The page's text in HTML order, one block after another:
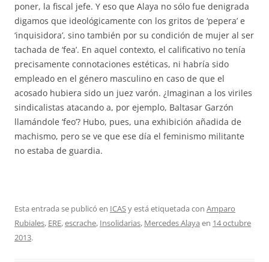
poner, la fiscal jefe. Y eso que Alaya no sólo fue denigrada
digamos que ideológicamente con los gritos de ‘pepera’ e
‘inquisidora’, sino también por su condición de mujer al ser
tachada de ‘fea’. En aquel contexto, el calificativo no tenía
precisamente connotaciones estéticas, ni habría sido
empleado en el género masculino en caso de que el
acosado hubiera sido un juez varón. ¿Imaginan a los viriles
sindicalistas atacando a, por ejemplo, Baltasar Garzón
llamándole ‘feo’? Hubo, pues, una exhibición añadida de
machismo, pero se ve que ese día el feminismo militante
no estaba de guardia.
Esta entrada se publicó en ICASy está etiquetada con Amparo
Rubiales, ERE,escrache, Insolidarias, Mercedes Alaya en 14 octubre
2013.